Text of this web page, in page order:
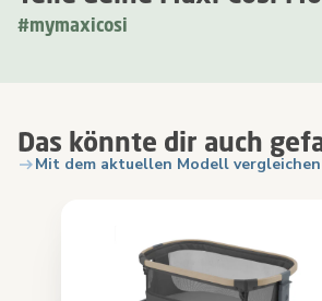
#mymaxicosi
Das könnte dir auch
Mit dem aktuellen Modell vergleichen